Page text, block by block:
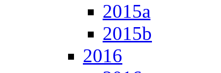
2015a
2015b
2016